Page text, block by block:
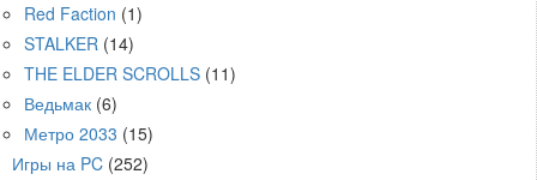
Red Faction (1)
STALKER (14)
THE ELDER SCROLLS (11)
Ведьмак (6)
Метро 2033 (15)
Игры на PC (252)